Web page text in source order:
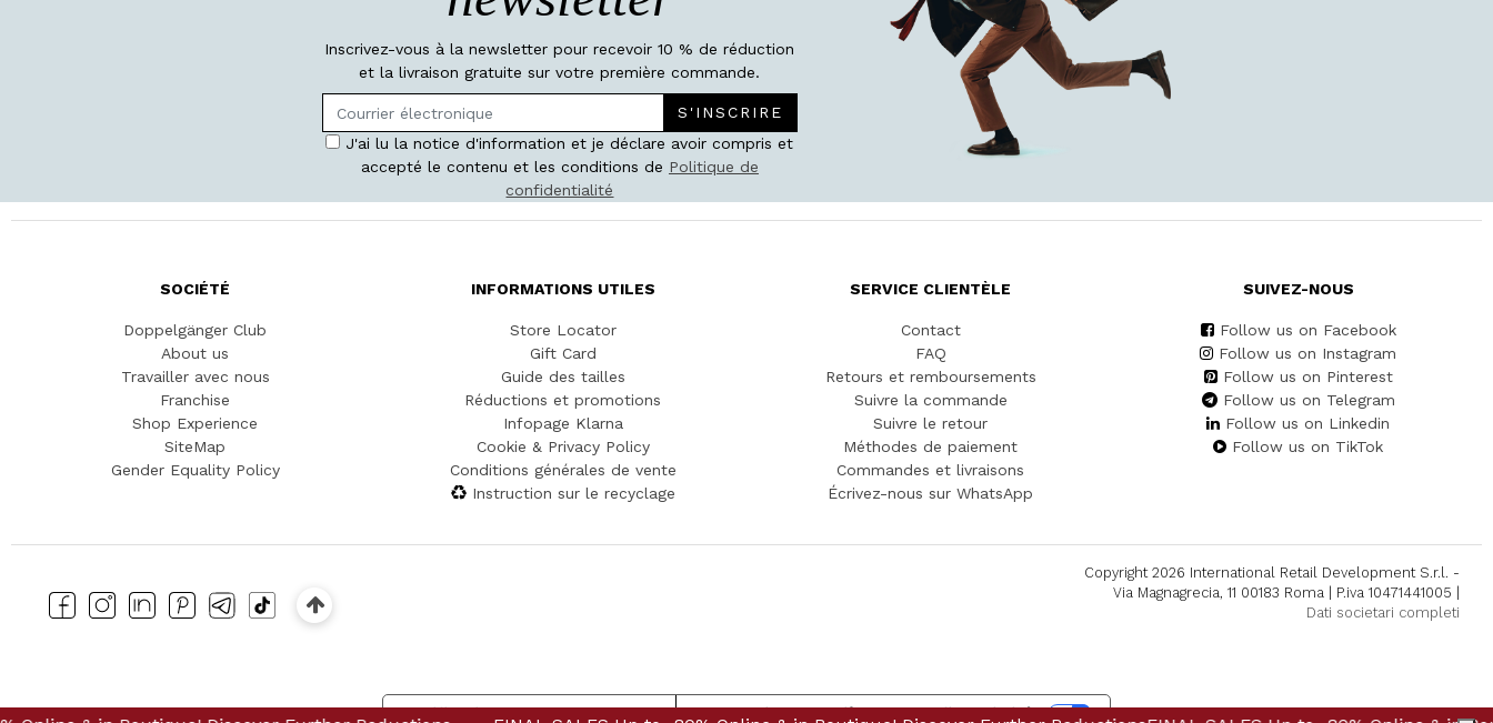
Inscrivez-vous à la newsletter pour recevoir 10 % de réduction
et la livraison gratuite sur votre première commande.
S'INSCRIRE
J'ai lu la notice d'information et je déclare avoir compris et
accepté le contenu et les conditions de Politique de
confidentialité
SOCIÉTÉ
Doppelgänger Club
About us
Travailler avec nous
Franchise
Shop Experience
SiteMap
Gender Equality Policy
INFORMATIONS UTILES
Store Locator
Gift Card
Guide des tailles
Réductions et promotions
Infopage Klarna
Cookie & Privacy Policy
Conditions générales de vente
Instruction sur le recyclage
SERVICE CLIENTÈLE
Contact
FAQ
Retours et remboursements
Suivre la commande
Suivre le retour
Méthodes de paiement
Commandes et livraisons
Écrivez-nous sur WhatsApp
SUIVEZ-NOUS
Follow us on Facebook
Follow us on Instagram
Follow us on Pinterest
Follow us on Telegram
Follow us on Linkedin
Follow us on TikTok
Copyright 2026 International Retail Development S.r.l. -
Via Magnagrecia, 11 00183 Roma | P.iva 10471441005 |
Dati societari completi
Notification lors de la collecte Vos choix en matière de confidentialité